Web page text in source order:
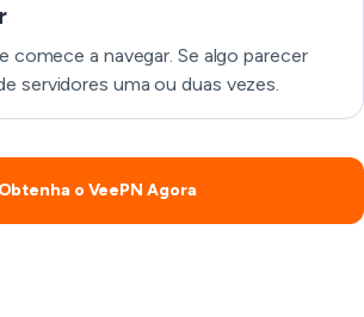
comece a navegar. Se algo parecer
servidores uma ou duas vezes.
Obtenha o VeePN Agora